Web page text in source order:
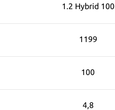
1.2 Hybrid 100
1199
100
4,8